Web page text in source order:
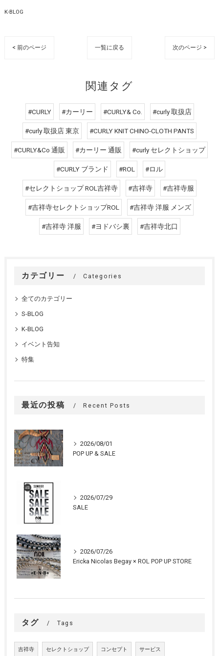
K-BLOG
< 前のページ 一覧に戻る 次のページ >
関連タグ
#CURLY #カーリー #CURLY& Co. #curly 取扱店
#curly 取扱店 東京 #CURLY KNIT CHINO-CLOTH PANTS
#CURLY&Co 通販 #カーリー 通販 #curly セレクトショップ
#CURLY ブランド #ROL #ロル
#セレクトショップ ROL吉祥寺 #吉祥寺 #吉祥寺服
#吉祥寺セレクトショップROL #吉祥寺 洋服 メンズ
#吉祥寺 洋服 #ヨドバシ裏 #吉祥寺北口
カテゴリー Categories
全てのカテゴリー
S-BLOG
K-BLOG
イベント告知
特集
最近の投稿 Recent Posts
2026/08/01
POP UP & SALE
2026/07/29
SALE
2026/07/26
Ericka Nicolas Begay × ROL POP UP STORE
タグ Tags
吉祥寺 セレクトショップ コンセプト サービス